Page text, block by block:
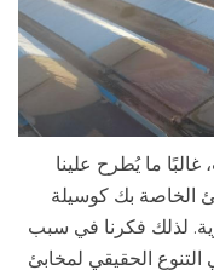
غالبًا ما يُطرح علينا
الخاصة بك كوسيلة
لذلك فكرنا في سبب
الحقيقي لمخابئ